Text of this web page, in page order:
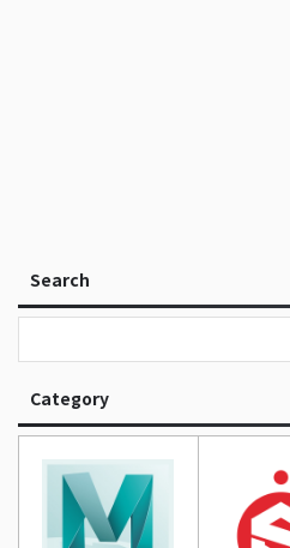
Search
Category